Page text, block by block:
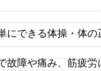
にできる体操・体
故障や痛み、筋疲